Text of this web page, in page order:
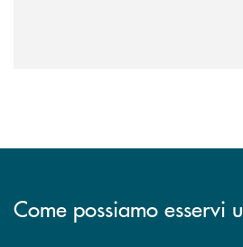
Come possiamo esservi